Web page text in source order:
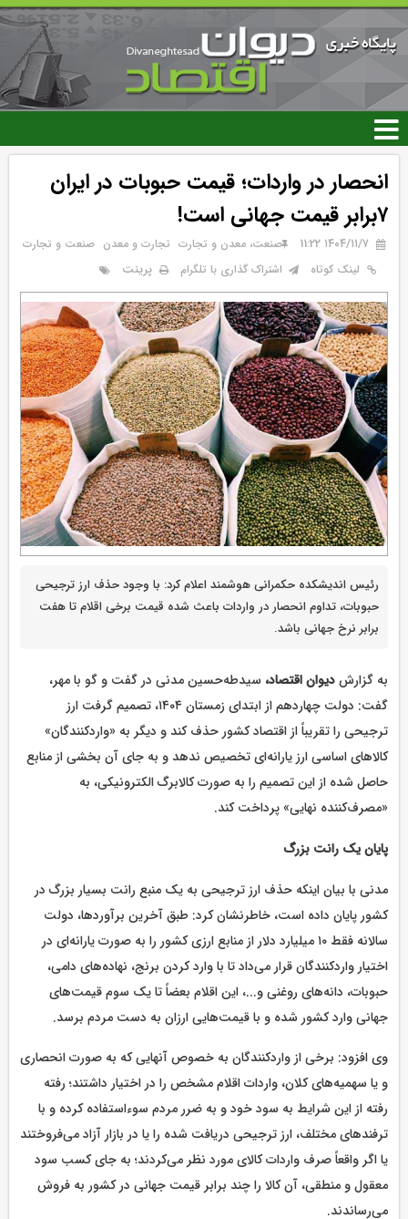
رفتن
محتوای
اصلی
انحصار در واردات؛ قیمت حبوبات در ایران
۷برابر قیمت جهانی است!
۱۴۰۴/۱۱/۷ 11:22 صنعت، معدن و تجارت تجارت و معدن صنعت و تجارت
لینک کوتاه
اشتراک گذاری با تلگرام پرینت
رئیس اندیشکده حکمرانی هوشمند اعلام کرد: با وجود حذف ارز ترجیحی
حبوبات، تداوم انحصار در واردات باعث شده قیمت برخی اقلام تا هفت
برابر نرخ جهانی باشد.
به گزارشدیوان اقتصاد، سیدطه‌حسین مدنی در گفت و گو با مهر،
گفت: دولت چهاردهم از ابتدای زمستان ۱۴۰۴، تصمیم گرفت ارز
ترجیحی را تقریباً از اقتصاد کشور حذف کند و دیگر به «واردکنندگان»
کالاهای اساسی ارز یارانه‌ای تخصیص ندهد و به جای آن بخشی از منابع
حاصل شده از این تصمیم را به صورت کالابرگ الکترونیکی، به
«مصرف‌کننده نهایی» پرداخت کند.
پایان یک رانت بزرگ
مدنی با بیان اینکه حذف ارز ترجیحی به یک منبع رانت بسیار بزرگ در
کشور پایان داده است، خاطرنشان کرد: طبق آخرین برآوردها، دولت
سالانه فقط ۱۰ میلیارد دلار از منابع ارزی کشور را به صورت یارانه‌ای در
اختیار واردکنندگان قرار می‌داد تا با وارد کردن برنج، نهاده‌های دامی،
حبوبات، دانه‌های روغنی و...، این اقلام بعضاً تا یک سوم قیمت‌های
جهانی وارد کشور شده و با قیمت‌هایی ارزان به دست مردم برسد.
وی افزود: برخی از واردکنندگان به خصوص آنهایی که به صورت انحصاری
و یا سهمیه‌های کلان، واردات اقلام مشخص را در اختیار داشتند؛ رفته
رفته از این شرایط به سود خود و به ضرر مردم سوءاستفاده کرده و با
ترفندهای مختلف، ارز ترجیحی دریافت شده را یا در بازار آزاد می‌فروختند
یا اگر واقعاً صرف واردات کالای مورد نظر می‌کردند؛ به جای کسب سود
معقول و منطقی، آن کالا را چند برابر قیمت جهانی در کشور به فروش
می‌رساندند.